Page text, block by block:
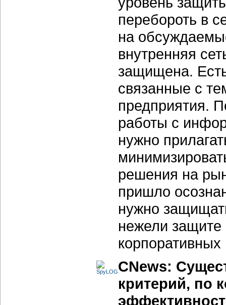
перебороть в
на
внутренняя
защищена.
связанные с
предприятия.
работы с
нужно
решения на
пришло
нужно
нежели защите
CNews:
критерий, по